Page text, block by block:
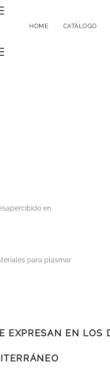
HOME CATÁLOGO
en
para plasmar
EXPRESAN EN LOS